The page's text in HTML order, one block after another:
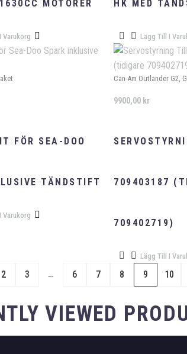
MOTORER
Varukorg
HK MED
Lägg Till I
FÖR SEA-DOO
TÄNDSTIFT
Varukorg
Can-Am Outlander G2,
709403187
709402719)
9900,00 kr
Lägg Till I
2 3 … 6 7 8 9 10
VIEWED